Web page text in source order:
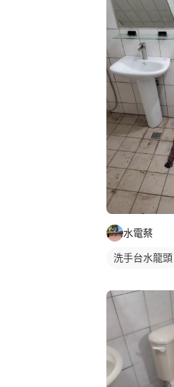
水電蔡
洗手台水龍頭